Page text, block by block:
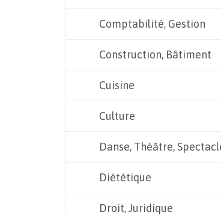
Comptabilité, Gestion
Construction, Bâtiment
Cuisine
Culture
Danse, Théâtre,
Diététique
Droit, Juridique